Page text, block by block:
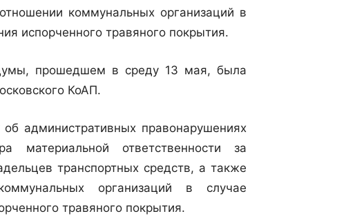
коммунальных организаций в
испорченного травяного покрытия.
прошедшем в среду 13 мая, была
КоАП.
административных правонарушениях
материальной ответственности за
транспортных средств, а также
организаций в случае
травяного покрытия.